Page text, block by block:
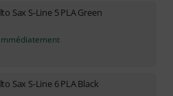
Sax S-Line 5 PLA Green
Sax S-Line 6 PLA Black